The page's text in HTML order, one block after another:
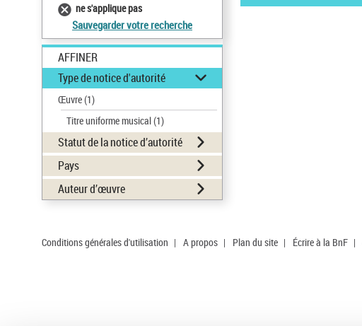
ne s'applique pas
Sauvegarder votre recherche
AFFINER
Type de notice d'autorité
Œuvre(1)
Titre uniforme musical(1)
Statut de la notice d’autorité
Pays
Auteur d’œuvre
Conditions générales d'utilisation | A propos | Plan du site | Écrire à la BnF |